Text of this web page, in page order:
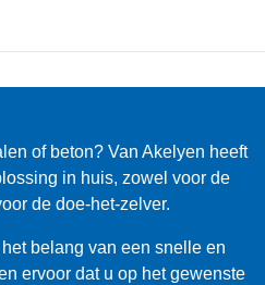
of beton? Van Akelyen heeft
in huis, zowel voor de
de doe-het-zelver.
belang van een snelle en
ervoor dat u op het gewenste